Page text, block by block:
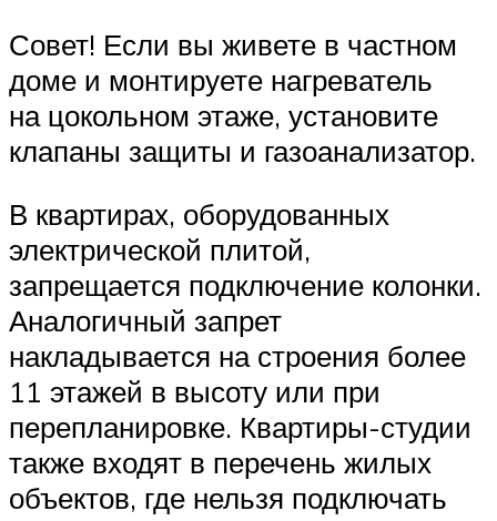
Совет! Если вы живете в частном
доме и монтируете нагреватель
на цокольном этаже, установите
клапаны защиты и газоанализатор.
В квартирах, оборудованных
электрической плитой,
запрещается подключение колонки.
Аналогичный запрет
накладывается на строения более
11 этажей в высоту или при
перепланировке. Квартиры-студии
также входят в перечень жилых
объектов, где нельзя подключать